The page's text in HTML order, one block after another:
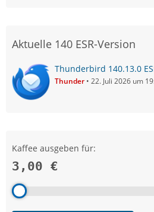
Aktuelle 140 ESR-Version
Thunderbird 140.13.0
Thunder 22. Juli 2026 um
Kaffee ausgeben für:
3,00 €